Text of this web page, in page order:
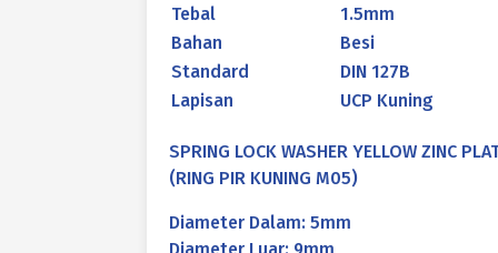
Tebal
1.5mm
Bahan
Besi
Standard
DIN 127B
Lapisan
UCP Kuning
SPRING LOCK WASHER YELLOW ZINC
(RING PIR KUNING M05)
Diameter Dalam: 5mm